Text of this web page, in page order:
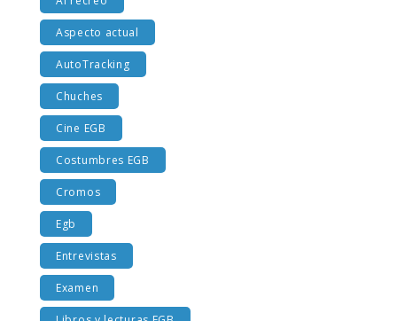
Al recreo
Aspecto actual
AutoTracking
Chuches
Cine EGB
Costumbres EGB
Cromos
Egb
Entrevistas
Examen